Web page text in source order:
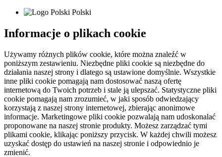
Polski
Informacje o plikach cookie
Używamy różnych plików cookie, które można znaleźć w
poniższym zestawieniu. Niezbędne pliki cookie są niezbędne do
działania naszej strony i dlatego są ustawione domyślnie. Wszystkie
inne pliki cookie pomagają nam dostosować naszą ofertę
internetową do Twoich potrzeb i stale ją ulepszać. Statystyczne pliki
cookie pomagają nam zrozumieć, w jaki sposób odwiedzający
korzystają z naszej strony internetowej, zbierając anonimowe
informacje. Marketingowe pliki cookie pozwalają nam udoskonalać
proponowane na naszej stronie produkty. Możesz zarządzać tymi
plikami cookie, klikając poniższy przycisk. W każdej chwili możesz
uzyskać dostęp do ustawień na naszej stronie i odpowiednio je
zmienić.